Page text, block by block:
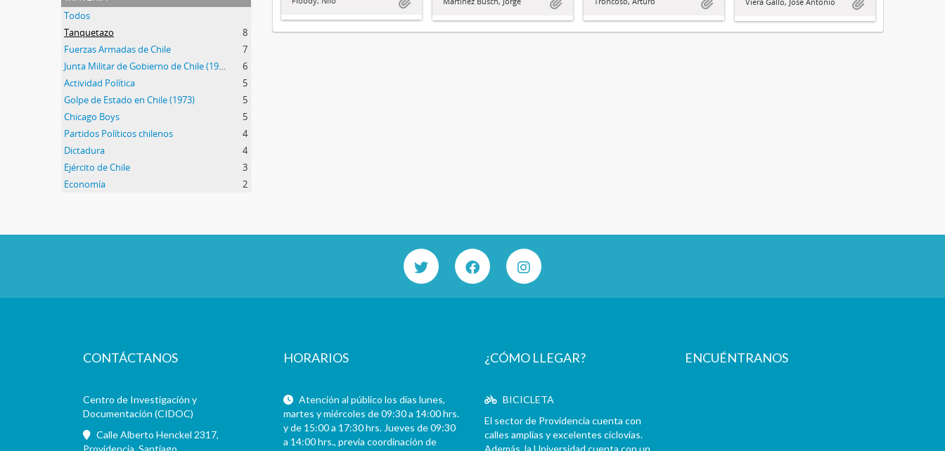
Todos
Tanquetazo
8
Fuerzas Armadas de Chile
7
Junta Militar de Gobierno de Chile (1973-1990)
6
Actividad Política
5
Golpe de Estado en Chile (1973)
5
Chicago Boys
5
Partidos Políticos chilenos
4
Dictadura
4
Ejército de Chile
3
Economía
2
CONTÁCTANOS
Centro de Investigación y
Documentación (CIDOC)
Calle Alberto Henckel 2317,
Providencia, Santiago
HORARIOS
Atención al público los días lunes,
martes y miércoles de 09:30 a 14:00 hrs.
y de 15:00 a 17:30 hrs. Jueves de 09:30
a 14:00 hrs., previa coordinación de
¿CÓMO LLEGAR?
BICICLETA
El sector de Providencia cuenta con
calles amplias y excelentes ciclovías.
Además, la Universidad cuenta con un
ENCUÉNTRANOS